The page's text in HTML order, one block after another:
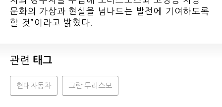
문화의 가상과 현실을 넘나드는 발전에 기여하도록
할 것”이라고 밝혔다.
관련 태그
현대자동차 그란 투리스모